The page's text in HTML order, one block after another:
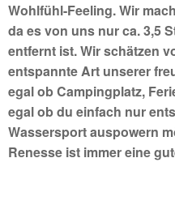
Wohlfühl-Feeling. Wir
da es von uns nur ca. 3,5
entfernt ist. Wir schätzen
entspannte Art unserer
egal ob Campingplatz,
egal ob du einfach nur
Wassersport auspowern
Renesse ist immer eine